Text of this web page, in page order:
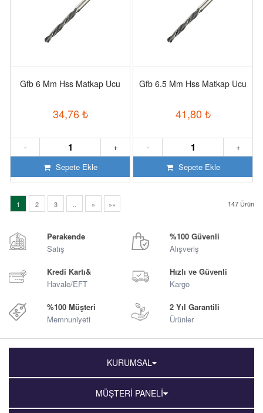
Gfb 6 Mm Hss Matkap Ucu
34,76₺
+
-
Sepete Ekle
Gfb 6.5 Mm Hss Matkap Ucu
41,80 ₺
+
-
Sepete Ekle
147 Ürün
1 2 3 » »»
Perakende
Satış
%100 Güvenli
Alışveriş
Kredi Kartı&
Havale/EFT
Hızlı ve Güvenli
Kargo
%100 Müşteri
Memnuniyeti
2 Yıl Garantili
Ürünler
KURUMSAL
MÜŞTERİ PANELİ